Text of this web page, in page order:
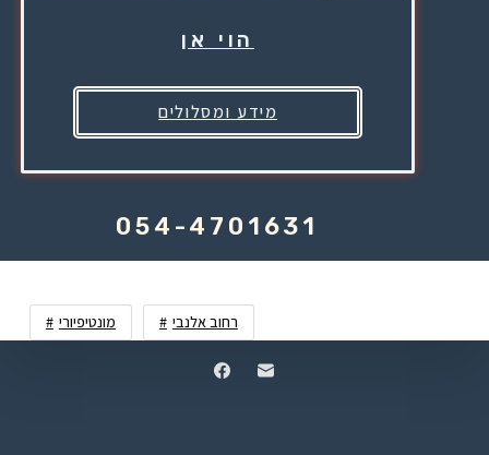
הוי אן
מידע ומסלולים
054-4701631
מונטיפיורי רחוב אלנבי